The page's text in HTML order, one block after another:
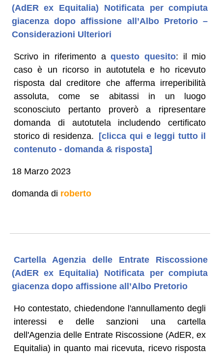
(AdER ex Equitalia) Notificata per compiuta
giacenza dopo affissione all’Albo Pretorio –
Considerazioni Ulteriori
Scrivo in riferimento aquesto quesito: il mio
caso è un ricorso in autotutela e ho ricevuto
risposta dal creditore che afferma irreperibilità
assoluta, come se abitassi in un luogo
sconosciuto pertanto proverò a ripresentare
domanda di autotutela includendo certificato
storico di residenza. [clicca qui e leggi tutto il
contenuto - domanda & risposta]
18 Marzo 2023
domanda di roberto
Cartella Agenzia delle Entrate Riscossione
(AdER ex Equitalia) Notificata per compiuta
giacenza dopo affissione all’Albo Pretorio
Ho contestato, chiedendone l'annullamento degli
interessi e delle sanzioni una cartella
dell'Agenzia delle Entrate Riscossione (AdER, ex
Equitalia) in quanto mai ricevuta, ricevo risposta